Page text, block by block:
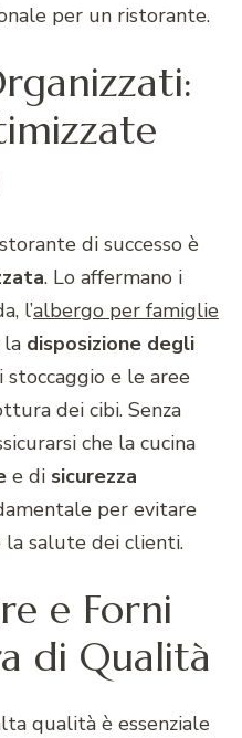
per un ristorante.
di successo è
. Lo affermano i
l’albergo per famiglie
la disposizione degli
stoccaggio e le aree
dei cibi. Senza
che la cucina
e di sicurezza
per evitare
la salute dei clienti.
e Forni
di Qualità
qualità è essenziale